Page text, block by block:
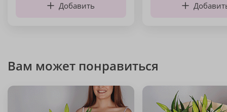
Добавить
Вам может понравиться